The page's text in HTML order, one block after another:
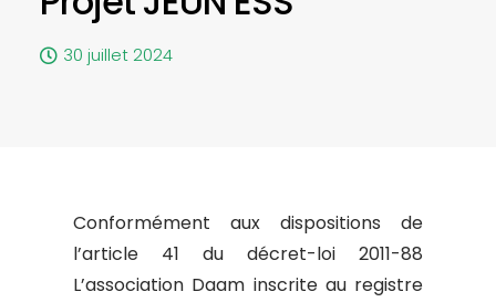
30 juillet 2024
Conformément aux dispositions de
l’article 41 du décret-loi 2011-88
L’association Daam inscrite au registre